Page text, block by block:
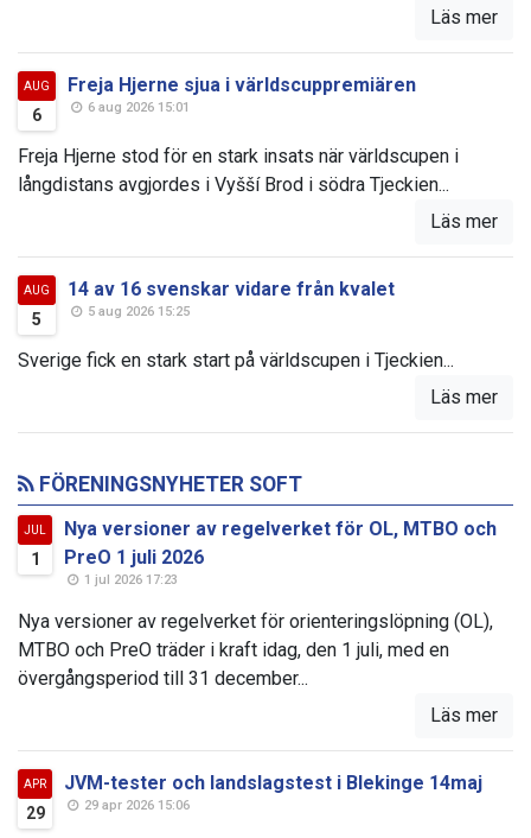
Läs mer
AUG
6
Freja Hjerne sjua i världscuppremiären
6 aug 2026 15:01
Freja Hjerne stod för en stark insats när världscupen i
långdistans avgjordes i Vyšší Brod i södra Tjeckien...
Läs mer
AUG
5
14 av 16 svenskar vidare från kvalet
5 aug 2026 15:25
Sverige fick en stark start på världscupen i Tjeckien...
Läs mer
FÖRENINGSNYHETER SOFT
JUL
1
Nya versioner av regelverket för OL, MTBO och
PreO 1 juli 2026
1 jul 2026 17:23
Nya versioner av regelverket för orienteringslöpning (OL),
MTBO och PreO träder i kraft idag, den 1 juli, med en
övergångsperiod till 31 december...
Läs mer
APR
29
JVM-tester och landslagstest i Blekinge 14maj
29 apr 2026 15:06